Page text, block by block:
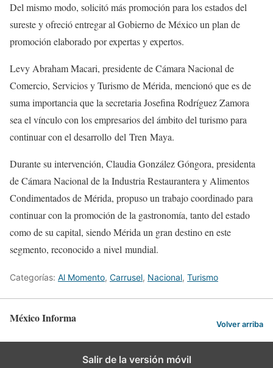
Del mismo modo, solicitó más promoción para los estados del
sureste y ofreció entregar al Gobierno de México un plan de
promoción elaborado por expertas y expertos.
Levy Abraham Macari, presidente de Cámara Nacional de
Comercio, Servicios y Turismo de Mérida, mencionó que es de
suma importancia que la secretaria Josefina Rodríguez Zamora
sea el vínculo con los empresarios del ámbito del turismo para
continuar con el desarrollo del Tren Maya.
Durante su intervención, Claudia González Góngora, presidenta
de Cámara Nacional de la Industria Restaurantera y Alimentos
Condimentados de Mérida, propuso un trabajo coordinado para
continuar con la promoción de la gastronomía, tanto del estado
como de su capital, siendo Mérida un gran destino en este
segmento, reconocido a nivel mundial.
Categorías: Al Momento, Carrusel, Nacional, Turismo
México Informa Volver arriba
Salir de la versión móvil